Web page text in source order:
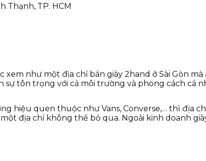
Thạnh, TP. HCM
như một địa chỉ bán giày 2hand ở Sài Gòn
tôn trọng với cả môi trường và phong cách cá
hiệu quen thuộc như Vans, Converse,… thì địa
địa chỉ không thể bỏ qua. Ngoài kinh doanh